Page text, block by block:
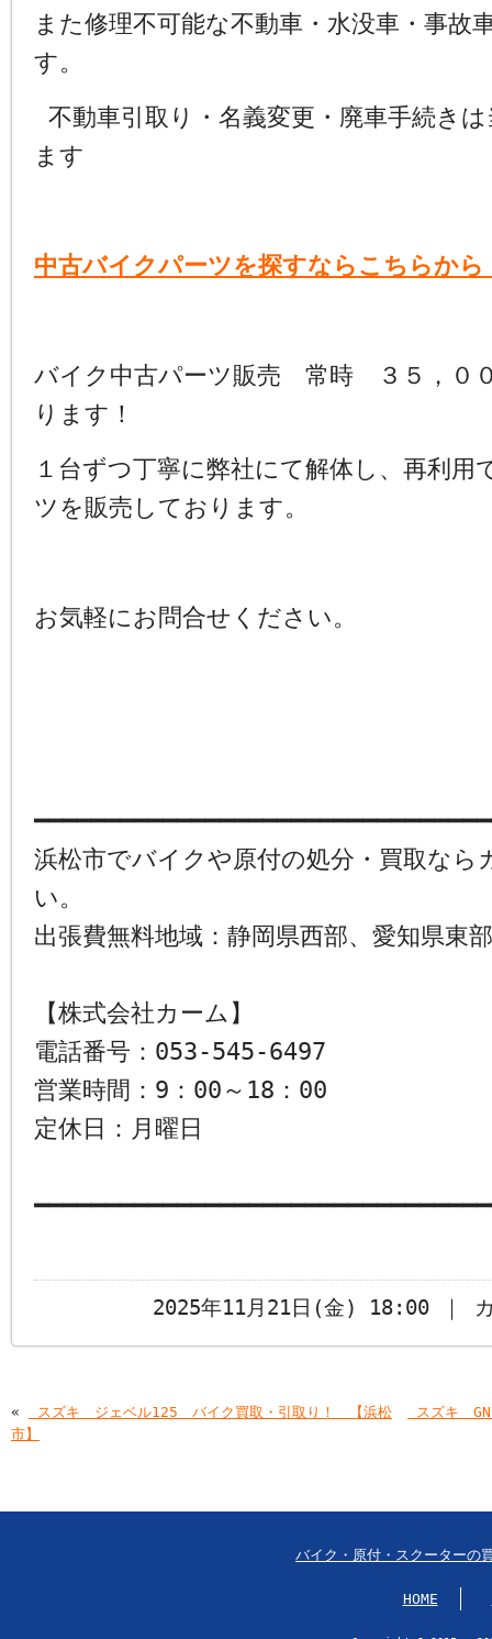
また修理不可能な不動車・水没車・事故
す。
不動車引取り・名義変更・廃車手続き
ます
中古バイクパーツを探すならこちらから
バイク中古パーツ販売 常時 ３５，０
ります！
１台ずつ丁寧に弊社にて解体し、再利用
ツを販売しております。
お気軽にお問合せください。
浜松市でバイクや原付の処分・買取なら
い。
出張費無料地域：静岡県西部、愛知県東部
【株式会社カーム】
電話番号：053-545-6497
営業時間：9：00～18：00
定休日：月曜日
2025年11月21日(金) 18:00 ｜ カ
«
￼スズキ ジェベル125 バイク買取・引取り！ 【浜松
市】
￼スズキ
バイク・原付・スクーターの
HOME